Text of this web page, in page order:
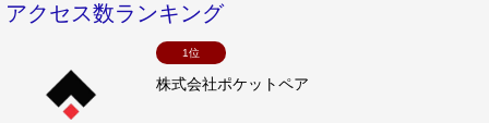
アクセス数ランキング
1位
株式会社ポケットペア